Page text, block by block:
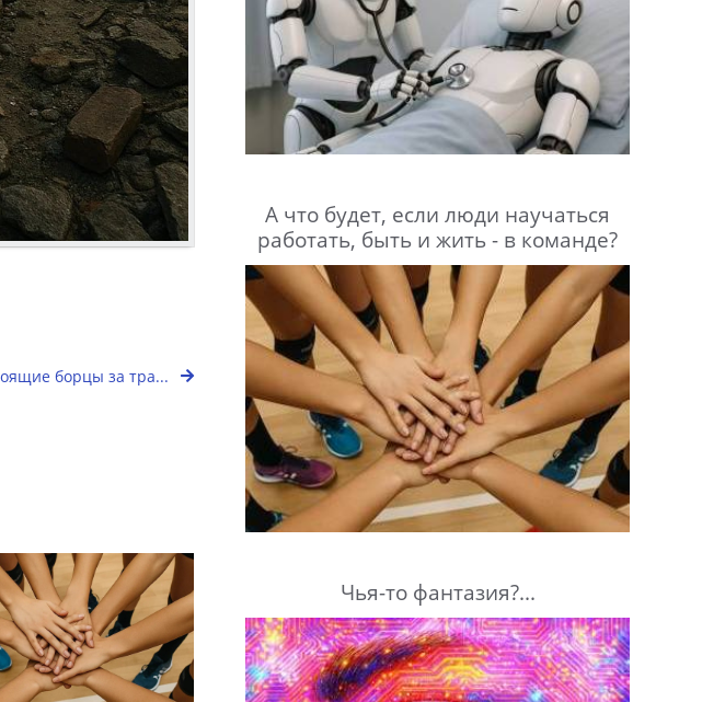
борцы за тра...
А что будет, если люди научаться
работать, быть и жить - в команде?
Чья-то фантазия?...